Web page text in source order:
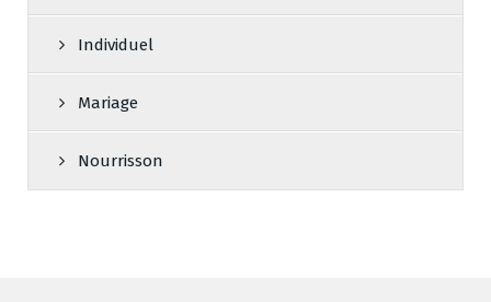
Individuel
Mariage
Nourrisson